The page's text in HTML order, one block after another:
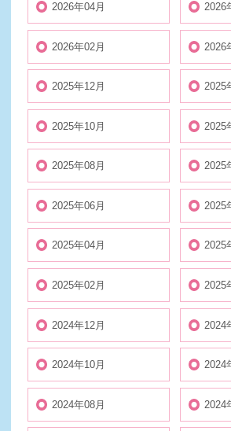
2026年04月 2026
2026年02月 2026
2025年12月 2025
2025年10月 2025
2025年08月 2025
2025年06月 2025
2025年04月 2025
2025年02月 2025
2024年12月 2024
2024年10月 2024
2024年08月 2024